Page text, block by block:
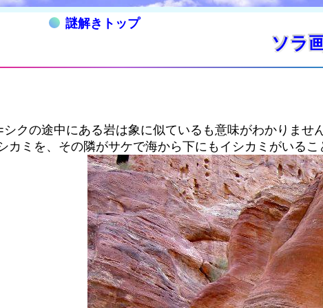
謎解きトップ
ソラ
クの途中にある岩は象に似ているも意味がわかりませ
カミを、その隣がサケで海から下にもイシカミがいるこ